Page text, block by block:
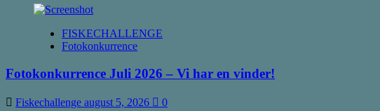
FISKECHALLENGE
Fotokonkurrence
Fotokonkurrence Juli 2026 – Vi har en vinder!
Fiskechallenge august 5, 2026 0